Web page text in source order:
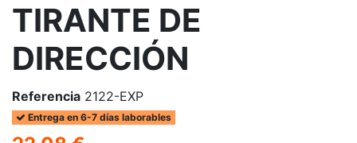
TIRANTE DE
DIRECCIÓN
Referencia 2122-EXP
Entrega en 6-7 días laborables